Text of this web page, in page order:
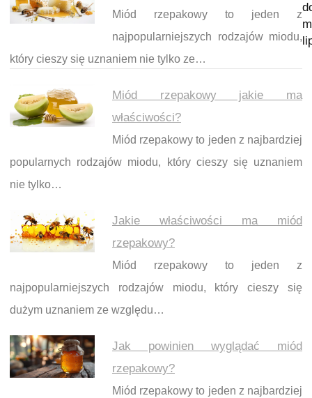
Miód rzepakowy to jeden z
najpopularniejszych rodzajów miodu,
który cieszy się uznaniem nie tylko ze…
Miód rzepakowy jakie ma
właściwości?
Miód rzepakowy to jeden z najbardziej
popularnych rodzajów miodu, który cieszy się uznaniem
nie tylko…
Jakie właściwości ma miód
rzepakowy?
Miód rzepakowy to jeden z
najpopularniejszych rodzajów miodu, który cieszy się
dużym uznaniem ze względu…
Jak powinien wyglądać miód
rzepakowy?
Miód rzepakowy to jeden z najbardziej